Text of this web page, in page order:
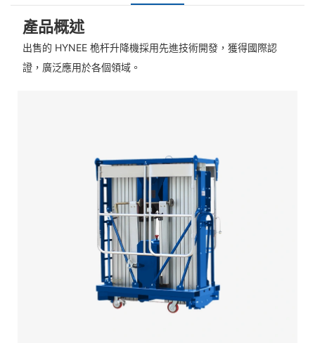
產品概述
出售的 HYNEE 桅杆升降機採用先進技術開發，獲得國際認
證，廣泛應用於各個領域。